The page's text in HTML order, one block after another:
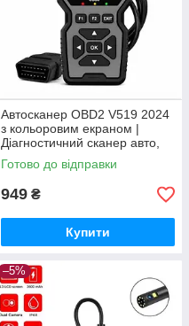
Автосканер OBD2 V519 2024
з кольоровим екраном |
Діагностичний сканер авто,
читання та скидання помилок
Готово до відправки
949 ₴
Купити
–5%